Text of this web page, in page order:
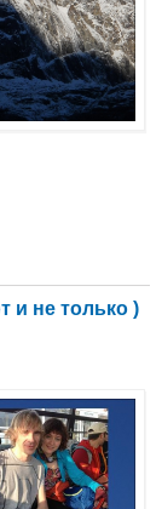
и не только )